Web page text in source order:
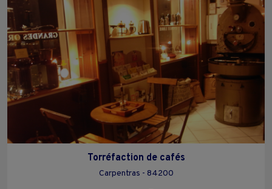
Torréfaction de cafés
Carpentras - 84200